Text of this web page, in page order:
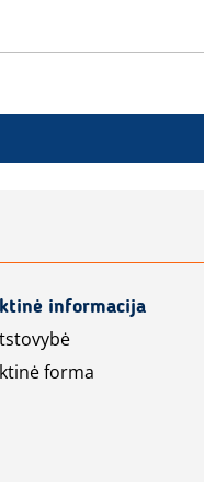
informacija
forma